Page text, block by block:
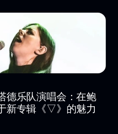
德乐队演唱会：在鲍
新专辑《▽》的魅力